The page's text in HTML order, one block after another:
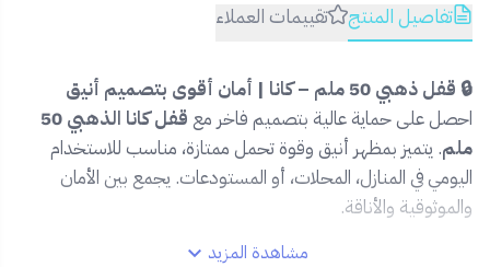
تفاصيل المنتج تقييمات العملاء
🔒 قفل ذهبي 50 ملم – كانا | أمان أقوى بتصميم أنيق
احصل على حماية عالية بتصميم فاخر مع
قفل كانا الذهبي 50
ملم. يتميز بمظهر أنيق وقوة تحمل ممتازة، مناسب للاستخدام
اليومي في المنازل، المحلات، أو المستودعات. يجمع بين الأمان
والموثوقية والأناقة.
مشاهدة المزيد